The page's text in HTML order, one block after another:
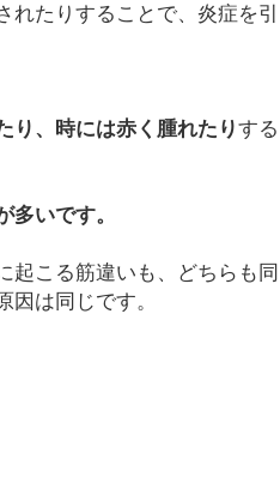
たりすることで、炎症を引
り、時には赤く腫れたりする
多いです。
起こる筋違いも、どちらも同
因は同じです。